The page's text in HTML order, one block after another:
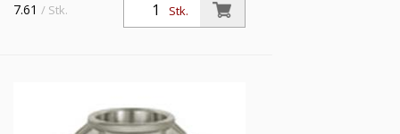
Stk.
7.61 / Stk.